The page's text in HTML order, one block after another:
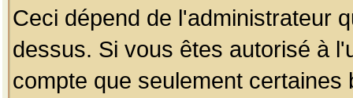
Ceci dépend de l'administrateur
dessus. Si vous êtes autorisé à
compte que seulement